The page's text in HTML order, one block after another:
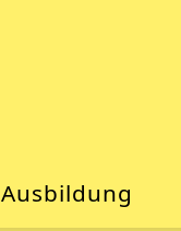
Ausbildung